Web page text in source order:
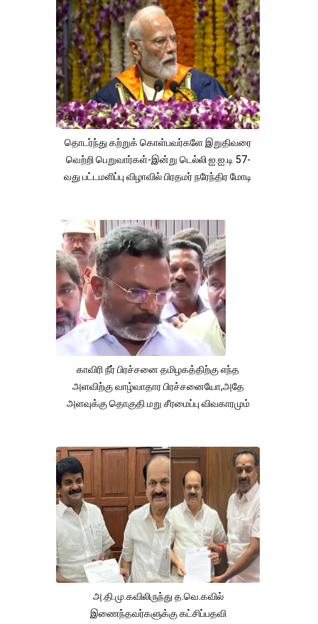
தொடர்ந்து கற்றுக் கொள்பவர்களே இறுதிவரை
வெற்றி பெறுவார்கள்-இன்று டெல்லி ஐ.ஐ.டி 57-
வது பட்டமளிப்பு விழாவில் பிரதமர் நரேந்திர மோடி
காவிரி நீர் பிரச்சனை தமிழகத்திற்கு எந்த
அளவிற்கு வாழ்வாதார பிரச்சனையோ,அதே
அளவுக்கு தொகுதி மறு சீரமைப்பு விவகாரமும்
அ.தி.மு.கவிலிருந்து த.வெ.கவில்
இணைந்தவர்களுக்கு கட்சிப்பதவி